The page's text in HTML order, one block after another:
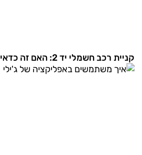
קניית רכב חשמלי יד 2: האם זה כדאי ומה חשוב לדעת?